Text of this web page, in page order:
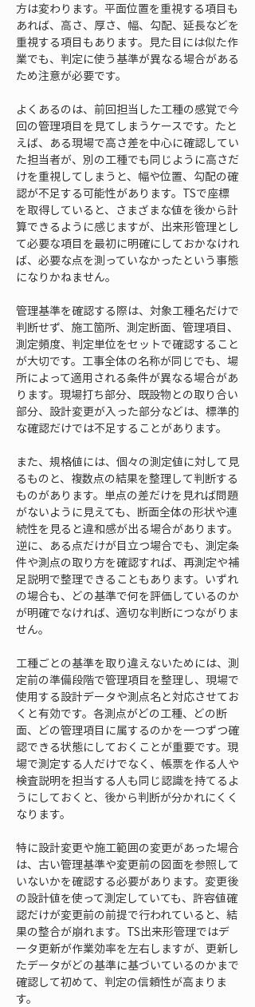
方は変わります。平面位置を重視する項目も
あれば、高さ、厚さ、幅、勾配、延長などを
重視する項目もあります。見た目には似た作
業でも、判定に使う基準が異なる場合がある
ため注意が必要です。
よくあるのは、前回担当した工種の感覚で今
回の管理項目を見てしまうケースです。たと
えば、ある現場で高さ差を中心に確認してい
た担当者が、別の工種でも同じように高さだ
けを重視してしまうと、幅や位置、勾配の確
認が不足する可能性があります。TSで座標
を取得していると、さまざまな値を後から計
算できるように感じますが、出来形管理とし
て必要な項目を最初に明確にしておかなけれ
ば、必要な点を測っていなかったという事態
になりかねません。
管理基準を確認する際は、対象工種名だけで
判断せず、施工箇所、測定断面、管理項目、
測定頻度、判定単位をセットで確認すること
が大切です。工事全体の名称が同じでも、場
所によって適用される条件が異なる場合があ
ります。現場打ち部分、既設物との取り合い
部分、設計変更が入った部分などは、標準的
な確認だけでは不足することがあります。
また、規格値には、個々の測定値に対して見
るものと、複数点の結果を整理して判断する
ものがあります。単点の差だけを見れば問題
がないように見えても、断面全体の形状や連
続性を見ると違和感が出る場合があります。
逆に、ある点だけが目立つ場合でも、測定条
件や測点の取り方を確認すれば、再測定や補
足説明で整理できることもあります。いずれ
の場合も、どの基準で何を評価しているのか
が明確でなければ、適切な判断につながりま
せん。
工種ごとの基準を取り違えないためには、測
定前の準備段階で管理項目を整理し、現場で
使用する設計データや測点名と対応させてお
くと有効です。各測点がどの工種、どの断
面、どの管理項目に属するのかを一つずつ確
認できる状態にしておくことが重要です。現
場で測定する人だけでなく、帳票を作る人や
検査説明を担当する人も同じ認識を持てるよ
うにしておくと、後から判断が分かれにくく
なります。
特に設計変更や施工範囲の変更があった場合
は、古い管理基準や変更前の図面を参照して
いないかを確認する必要があります。変更後
の設計値を使って測定していても、許容値確
認だけが変更前の前提で行われていると、結
果の整合が崩れます。TS出来形管理ではデ
ータ更新が作業効率を左右しますが、更新し
たデータがどの基準に基づいているのかまで
確認して初めて、判定の信頼性が高まりま
す。